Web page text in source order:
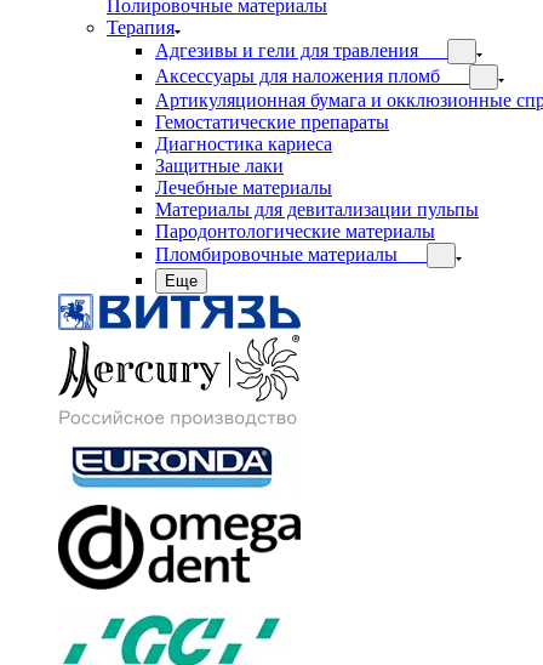
Полировочные материалы
Терапия
Адгезивы и гели для травления
Аксессуары для наложения пломб
Артикуляционная бумага и окклюзионные
Гемостатические препараты
Диагностика кариеса
Защитные лаки
Лечебные материалы
Материалы для девитализации пульпы
Пародонтологические материалы
Пломбировочные материалы
Еще